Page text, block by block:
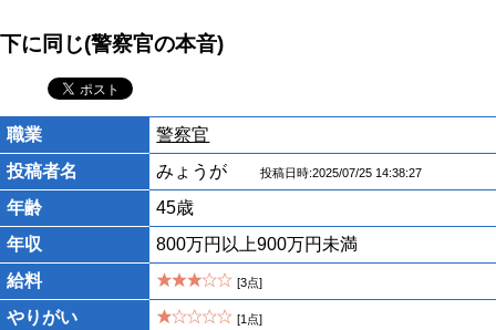
下に同じ(警察官の本音)
職業
警察官
投稿者名
みょうが 投稿日時:2025/07/25 14:38:27
年齢
45歳
年収
800万円以上900万円未満
給料
[3点]
やりがい [1点]